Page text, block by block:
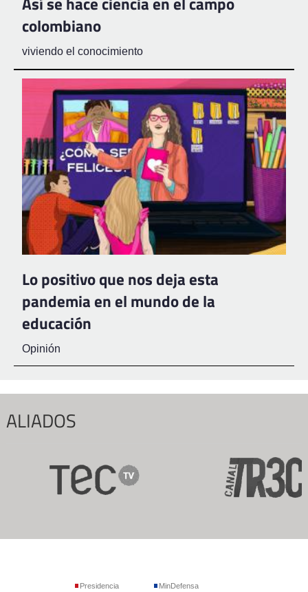
colombiano
viviendo el conocimiento
Lo positivo que nos deja esta
pandemia en el mundo de la
educación
Opinión
ALIADOS
Presidencia
MinDefensa